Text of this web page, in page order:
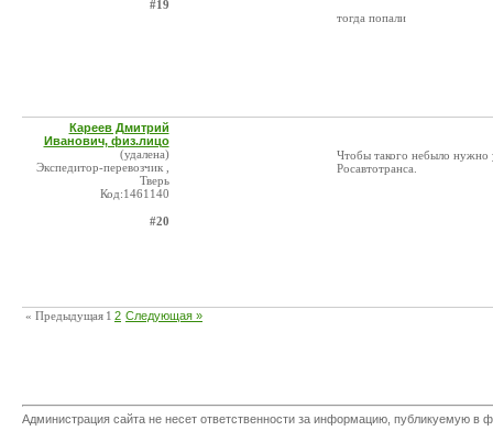
#19
тогда попали
Кареев Дмитрий
Иванович, физ.лицо
(удалена)
Экспедитор-перевозчик ,
Тверь
Код:1461140
#20
Чтобы такого небыло нужно
Росавтотранса.
« Предыдущая 1 2 Следующая »
Администрация сайта не несет ответственности за информацию, публикуемую